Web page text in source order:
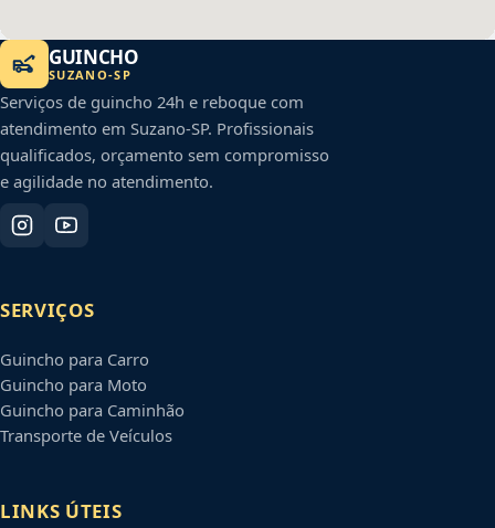
GUINCHO
SUZANO-SP
Serviços de guincho 24h e reboque com
atendimento em Suzano-SP. Profissionais
qualificados, orçamento sem compromisso
e agilidade no atendimento.
SERVIÇOS
Guincho para Carro
Guincho para Moto
Guincho para Caminhão
Transporte de Veículos
LINKS ÚTEIS